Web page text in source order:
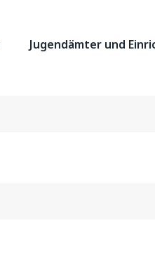
Jugendämter und